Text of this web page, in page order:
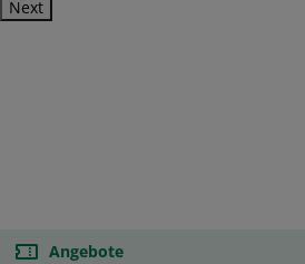
Next
Angebote